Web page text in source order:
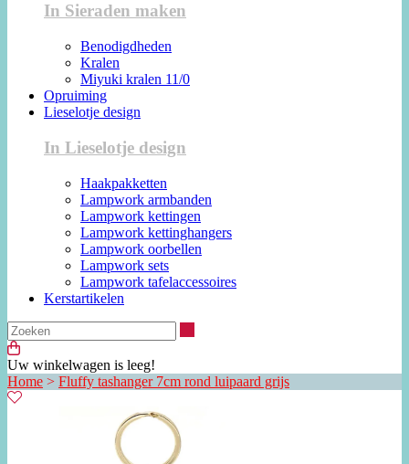
In Sieraden maken
Benodigdheden
Kralen
Miyuki kralen 11/0
Opruiming
Lieselotje design
In Lieselotje design
Haakpakketten
Lampwork armbanden
Lampwork kettingen
Lampwork kettinghangers
Lampwork oorbellen
Lampwork sets
Lampwork tafelaccessoires
Kerstartikelen
Uw winkelwagen is leeg!
Home > Fluffy tashanger 7cm rond luipaard grijs